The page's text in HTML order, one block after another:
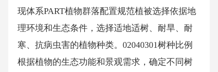
现体系PART植物群落配置规范植被选择依据地
理环境和生态条件，选择适地适树、耐旱、耐
寒、抗病虫害的植物种类。02040301树种比例
根据植物的生态功能和景观需求，确定不同树